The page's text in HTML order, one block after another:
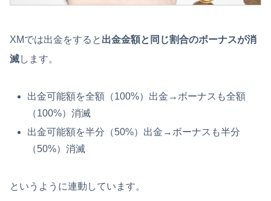
XMでは出金をすると 出金金額と同じ割合のボーナスが消
滅します。
出金可能額を全額（100%）出金→ボーナスも全額
（100%）消滅
出金可能額を半分（50%）出金→ボーナスも半分
（50%）消滅
というように連動しています。